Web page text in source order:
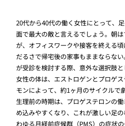
20代から40代の働く女性にとって、
面で最大の敵と言えるでしょう。朝
が、オフィスワークや接客を終える頃
だるさで帰宅後の家事もままならな
が受診を検討する際、意外な選択肢と
女性の体は、エストロゲンとプロゲ
モンによって、約1ヶ月のサイクルで
生理前の時期は、プロゲステロンの
め込みやすくなり、これが激しい足
わゆる月経前症候群（PMS）の症状